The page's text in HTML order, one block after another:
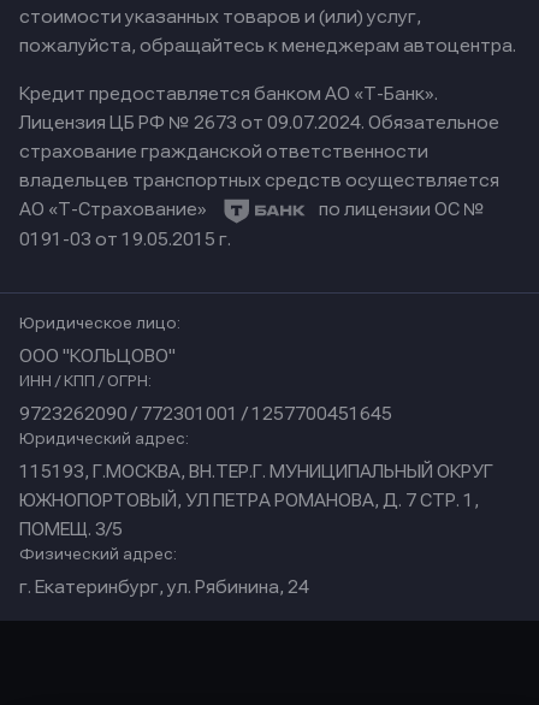
стоимости указанных товаров и (или) услуг,
пожалуйста, обращайтесь к менеджерам автоцентра.
Кредит предоставляется банком АО «Т-Банк».
Лицензия ЦБ РФ № 2673 от 09.07.2024. Обязательное
страхование гражданской ответственности
владельцев транспортных средств осуществляется
АО «Т-Страхование»
по лицензии ОС №
0191-03 от 19.05.2015 г.
Юридическое лицо:
ООО "КОЛЬЦОВО"
ИНН / КПП / ОГРН:
9723262090 / 772301001 / 1257700451645
Юридический адрес:
115193, Г.МОСКВА, ВН.ТЕР.Г. МУНИЦИПАЛЬНЫЙ ОКРУГ
ЮЖНОПОРТОВЫЙ, УЛ ПЕТРА РОМАНОВА, Д. 7 СТР. 1,
ПОМЕЩ. 3/5
Физический адрес:
г. Екатеринбург, ул. Рябинина, 24